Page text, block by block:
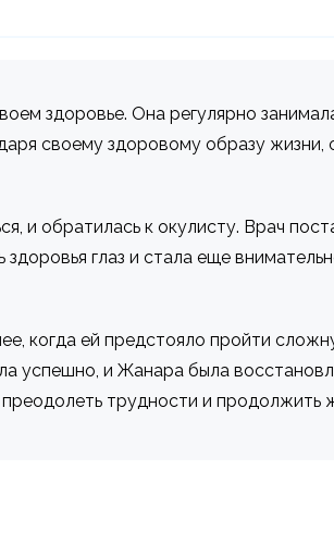
здоровье. Она регулярно
своему здоровому образу жизни,
и обратилась к окулисту. Врач
глаз и стала еще
когда ей предстояло пройти
успешно, и Жанара была
трудности и продолжить